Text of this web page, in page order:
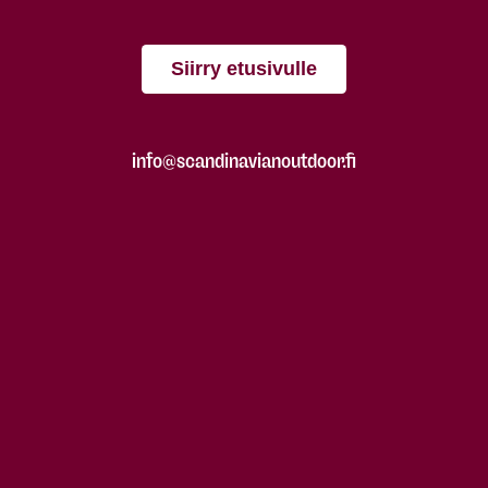
Siirry etusivulle
info@scandinavianoutdoor.fi